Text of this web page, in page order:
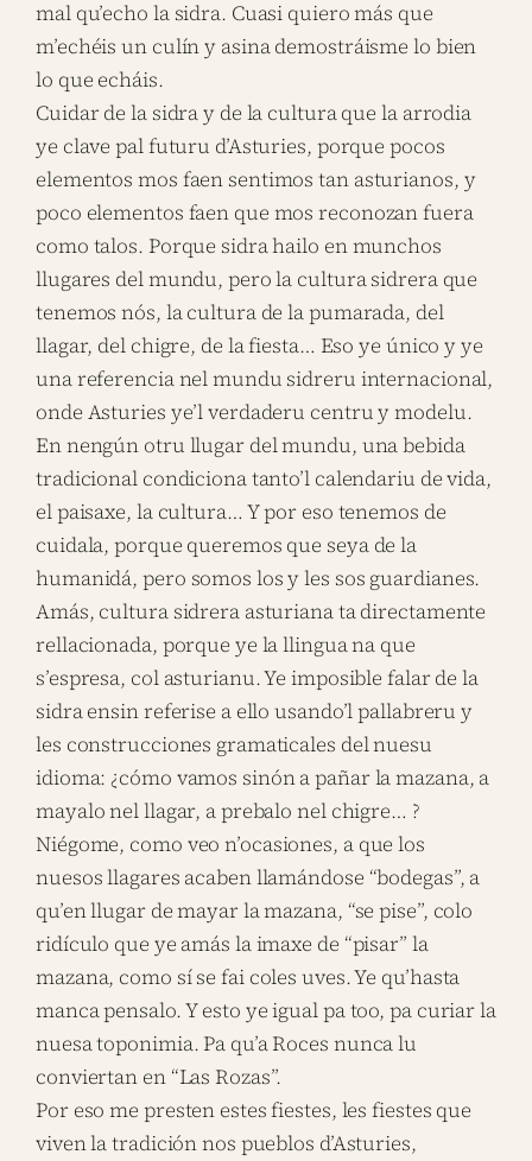
mal qu’echo la sidra. Cuasi quiero más que
m’echéis un culín y asina demostráisme lo bien
lo que echáis.
Cuidar de la sidra y de la cultura que la arrodia
ye clave pal futuru d’Asturies, porque pocos
elementos mos faen sentimos tan asturianos, y
poco elementos faen que mos reconozan fuera
como talos. Porque sidra hailo en munchos
llugares del mundu, pero la cultura sidrera que
tenemos nós, la cultura de la pumarada, del
llagar, del chigre, de la fiesta… Eso ye único y ye
una referencia nel mundu sidreru internacional,
onde Asturies ye’l verdaderu centru y modelu.
En nengún otru llugar del mundu, una bebida
tradicional condiciona tanto’l calendariu de vida,
el paisaxe, la cultura… Y por eso tenemos de
cuidala, porque queremos que seya de la
humanidá, pero somos los y les sos guardianes.
Amás, cultura sidrera asturiana ta directamente
rellacionada, porque ye la llingua na que
s’espresa, col asturianu. Ye imposible falar de la
sidra ensin referise a ello usando’l pallabreru y
les construcciones gramaticales del nuesu
idioma: ¿cómo vamos sinón a pañar la mazana, a
mayalo nel llagar, a prebalo nel chigre… ?
Niégome, como veo n’ocasiones, a que los
nuesos llagares acaben llamándose “bodegas”, a
qu’en llugar de mayar la mazana, “se pise”, colo
ridículo que ye amás la imaxe de “pisar” la
mazana, como sí se fai coles uves. Ye qu’hasta
manca pensalo. Y esto ye igual pa too, pa curiar la
nuesa toponimia. Pa qu’a Roces nunca lu
conviertan en “Las Rozas”.
Por eso me presten estes fiestes, les fiestes que
viven la tradición nos pueblos d’Asturies,